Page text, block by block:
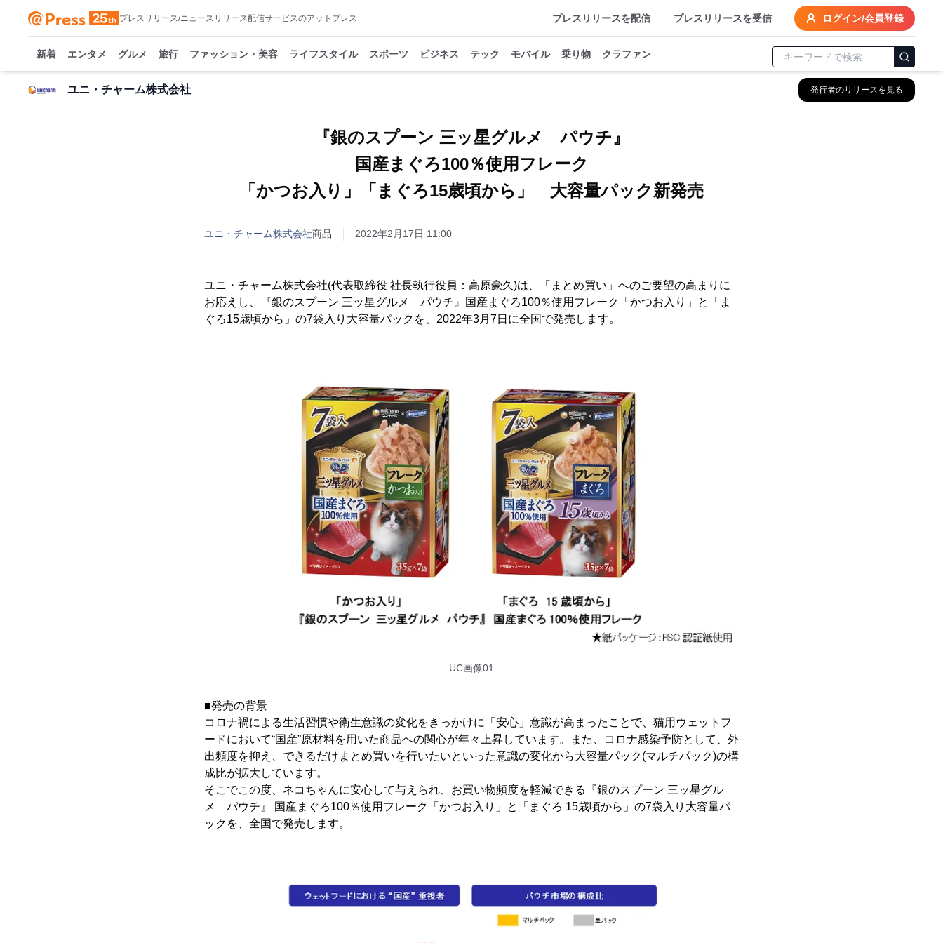
プレスリリース/ニュースリリース配信サービスのアットプレス プレスリリースを配信 プレスリリースを受信 ログイン/会員登録
新着 エンタメ グルメ 旅行 ファッション・美容 ライフスタイル スポーツ ビジネス テック モバイル 乗り物 クラファン
ユニ・チャーム株式会社 発行者のリリースを見る
『銀のスプーン 三ッ星グルメ パウチ』
国産まぐろ100％使用フレーク
「かつお入り」「まぐろ15歳頃から」 大容量パック新発売
ユニ・チャーム株式会社商品 2022年2月17日 11:00
ユニ・チャーム株式会社(代表取締役 社長執行役員：高原豪久)は、「まとめ買い」へのご要望の高まりに
お応えし、『銀のスプーン 三ッ星グルメ パウチ』国産まぐろ100％使用フレーク「かつお入り」と「ま
ぐろ15歳頃から」の7袋入り大容量パックを、2022年3月7日に全国で発売します。
UC画像01
■発売の背景
コロナ禍による生活習慣や衛生意識の変化をきっかけに「安心」意識が高まったことで、猫用ウェットフ
ードにおいて“国産”原材料を用いた商品への関心が年々上昇しています。また、コロナ感染予防として、外
出頻度を抑え、できるだけまとめ買いを行いたいといった意識の変化から大容量パック(マルチパック)の構
成比が拡大しています。
そこでこの度、ネコちゃんに安心して与えられ、お買い物頻度を軽減できる『銀のスプーン 三ッ星グル
メ パウチ』 国産まぐろ100％使用フレーク「かつお入り」と「まぐろ 15歳頃から」の7袋入り大容量パ
ックを、全国で発売します。